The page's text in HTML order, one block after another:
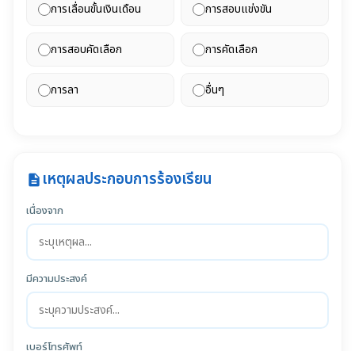
การเลื่อนขั้นเงินเดือน การสอบแข่งขัน
การสอบคัดเลือก การคัดเลือก
การลา อื่นๆ
description เหตุผลประกอบการร้องเรียน
เนื่องจาก
มีความประสงค์
เบอร์โทรศัพท์